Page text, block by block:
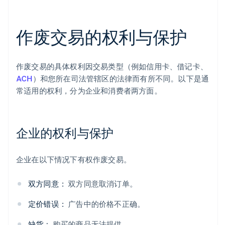
作废交易的权利与保护
作废交易的具体权利因交易类型（例如信用卡、借记卡、
ACH ）和您所在司法管辖区的法律而有所不同。以下是通
常适用的权利，分为企业和消费者两方面。
企业的权利与保护
企业在以下情况下有权作废交易。
双方同意： 双方同意取消订单。
定价错误： 广告中的价格不正确。